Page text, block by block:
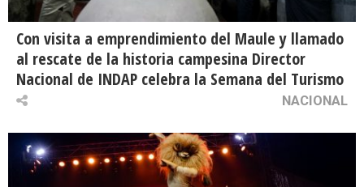
Con visita a emprendimiento del Maule y llamado
al rescate de la historia campesina Director
Nacional de INDAP celebra la Semana del Turismo
NACIONAL